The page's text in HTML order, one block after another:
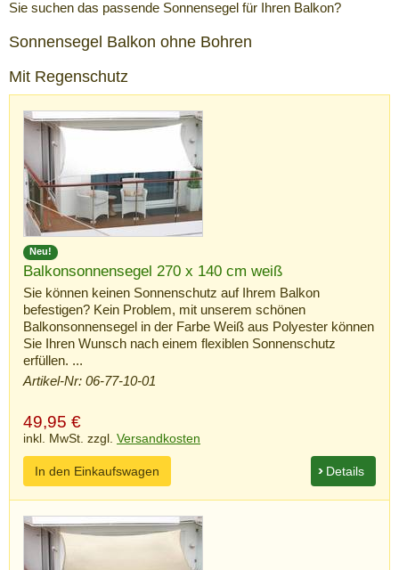
Sie suchen das passende Sonnensegel für Ihren Balkon?
Sonnensegel Balkon ohne Bohren
Mit Regenschutz
Neu!
Balkonsonnensegel 270 x 140 cm weiß
Sie können keinen Sonnenschutz auf Ihrem Balkon
befestigen? Kein Problem, mit unserem schönen
Balkonsonnensegel in der Farbe Weiß aus Polyester können
Sie Ihren Wunsch nach einem flexiblen Sonnenschutz
erfüllen. ...
Artikel-Nr: 06-77-10-01
49,95 €
inkl. MwSt. zzgl. Versandkosten
Details
In den Einkaufswagen